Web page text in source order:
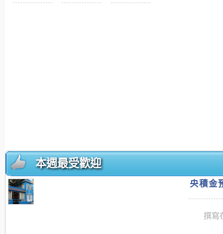
本週最受歡迎
央積金
撰寫